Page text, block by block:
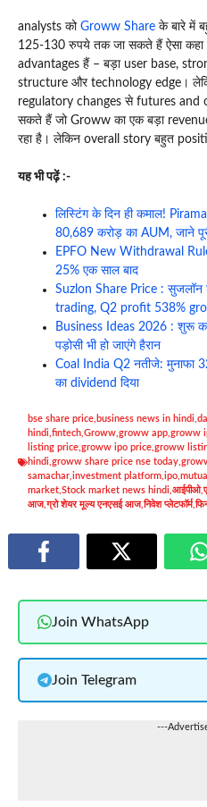
analysts को Groww Share के बारे में
125-130 रुपये तक जा सकते हैं ऐसा कहा
advantages हैं – बड़ा user base,
structure और technology edge।
regulatory changes से futures
सकते हैं जो Groww का एक बड़ा
रहा है। लेकिन overall story बहुत
यह भी पढ़ें :-
लिस्टिंग के दिन ही कमाल!
80,689 करोड़ का AUM, जाने
EPFO New Withdrawal
25% एक साल बाद
Suzlon Share Price :
trading, Q2 profit 538%
Business Ideas 2026 : शुरू
पड़ोसी भी हो जाएंगे हैरान
Coal India Q2 नतीजे: मुनाफा
का dividend दिया
bse share price business news in hindi
hindi fintech Groww groww app groww
listing price groww ipo price groww
hindi groww share price nse today
samachar investment platform ipo
market Stock market news hindi आईपीओ,
आज,ग्रो शेयर मूल्य एनएसई आज,निवेश प्लेटफॉर्म,
Join WhatsApp
Join Telegram
---